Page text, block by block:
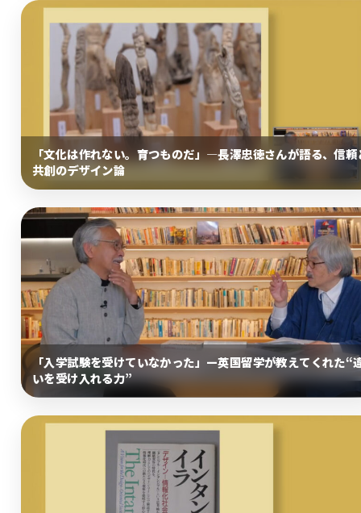
「文化は作れない。育つものだ」―長澤忠徳さんが語る、信頼
共創のデザイン論
「入学試験を受けていなかった」—英国留学が教えてくれた“
いを受け入れる力”